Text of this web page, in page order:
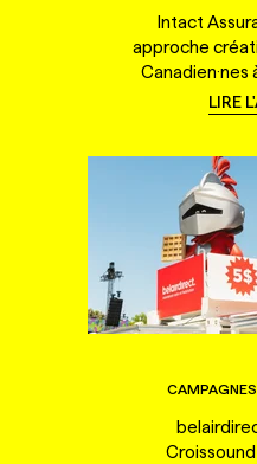
Intact
approche
Canadien·nes
LIRE